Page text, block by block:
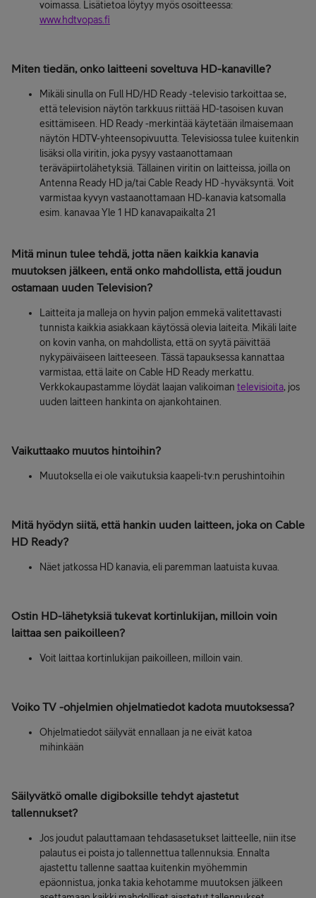
voimassa.
Lisätietoa löytyy myös osoitteessa:
www.hdtvopas.fi
Miten tiedän, onko laitteeni soveltuva HD-kanaville?
Mikäli sinulla on Full HD/HD Ready -televisio tarkoittaa se,
että television näytön tarkkuus riittää HD-tasoisen kuvan
esittämiseen. HD Ready -merkintää käytetään ilmaisemaan
näytön HDTV-yhteensopivuutta. Televisiossa tulee kuitenkin
lisäksi olla viritin, joka pysyy vastaanottamaan
teräväpiirtolähetyksiä. Tällainen viritin on laitteissa, joilla on
Antenna Ready HD ja/tai Cable Ready HD -hyväksyntä. Voit
varmistaa kyvyn vastaanottamaan HD-kanavia katsomalla
esim. kanavaa Yle 1 HD kanavapaikalta 21
Mitä minun tulee tehdä, jotta näen kaikkia kanavia
muutoksen jälkeen,entä onko mahdollista, että joudun
ostamaan uuden Television?
Laitteita ja malleja on hyvin paljon emmekä valitettavasti
tunnista kaikkia asiakkaan käytössä olevia laiteita. Mikäli laite
on kovin vanha, on mahdollista, että on syytä päivittää
nykypäiväiseen laitteeseen. Tässä tapauksessa kannattaa
varmistaa, että laite on Cable HD Ready merkattu.
Verkkokaupastamme löydät laajan valikoiman televisioita, jos
uuden laitteen hankinta on ajankohtainen.
Vaikuttaako muutos hintoihin?
Muutoksella ei ole vaikutuksia kaapeli-tv:n perushintoihin
Mitä hyödyn siitä, että hankin uuden laitteen, joka on Cable
HD Ready?
Näet jatkossa HD kanavia, eli paremman laatuista kuvaa.
Ostin HD-lähetyksiä tukevat kortinlukijan, milloin voin
laittaa sen paikoilleen?
Voit laittaa kortinlukijan paikoilleen, milloin vain.
Voiko TV -ohjelmien ohjelmatiedot kadota muutoksessa?
Ohjelmatiedot säilyvät ennallaan ja ne eivät katoa
mihinkään
Säilyvätkö omalle digiboksille tehdyt ajastetut
tallennukset?
Jos joudut palauttamaan tehdasasetukset laitteelle, niin itse
palautus ei poista jo tallennettua tallennuksia. Ennalta
ajastettu tallenne saattaa kuitenkin myöhemmin
epäonnistua, jonka takia kehotamme muutoksen jälkeen